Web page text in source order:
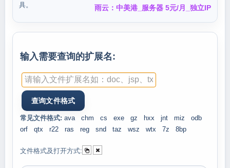
具。
雨云：中美港_服务器 5元/月_独立IP
输入需要查询的扩展名:
常见文件格式: ava chm cs exe gz hxx jnt miz
odb
orf
qtx r22 ras reg snd taz wsz wtx 7z 8bp
文件格式及打开方式: